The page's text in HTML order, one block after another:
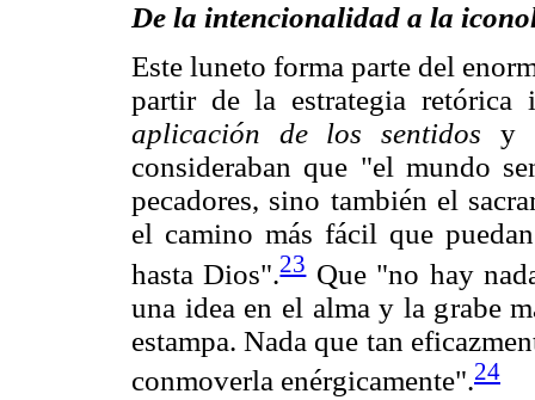
De la intencionalidad a la
Este luneto forma parte del
partir de la estrategia
aplicación de los sentidos y
consideraban que "el mundo
pecadores, sino también el
el camino más fácil que
hasta Dios".23Que "no hay
una idea en el alma y la grabe
estampa. Nada que tan
conmoverla enérgicamente".24